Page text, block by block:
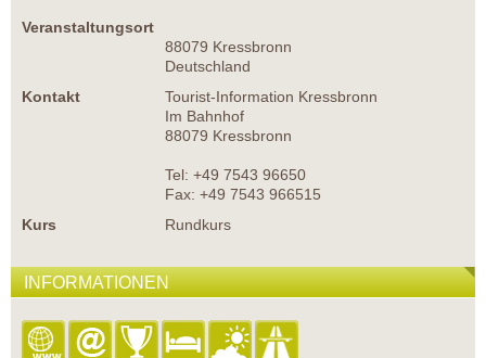
Veranstaltungsort
88079 Kressbronn
Deutschland
Kontakt
Tourist-Information Kressbronn
Im Bahnhof
88079 Kressbronn
Tel: +49 7543 96650
Fax: +49 7543 966515
Kurs
Rundkurs
INFORMATIONEN